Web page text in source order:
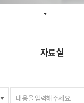
자료실